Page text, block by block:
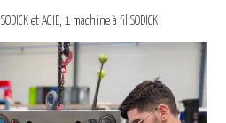
et AGIE, 1 machine à fil SODICK